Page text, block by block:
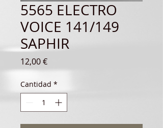
5565 ELECTRO
VOICE 141/149
SAPHIR
12,00 €Precio
Cantidad *